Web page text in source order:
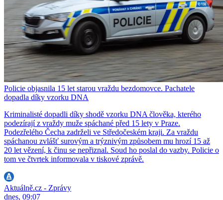
Policie objasnila 15 let starou vraždu bezdomovce. Pachatele
dopadla díky vzorku DNA
Kriminalisté dopadli díky shodě vzorku DNA člověka, kterého
podezírají z vraždy muže spáchané před 15 lety v Praze.
Podezřelého Čecha zadrželi ve Středočeském kraji. Za vraždu
spáchanou zvlášť surovým a trýznivým způsobem mu hrozí 15 až
20 let vězení, k činu se nepřiznal. Soud ho poslal do vazby. Policie o
tom ve čtvrtek informovala v tiskové zprávě.
Aktuálně.cz - Zprávy
dnes, 09:07